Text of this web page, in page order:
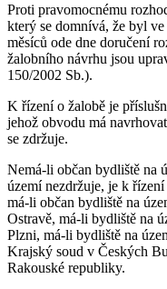
Proti pravomocnému
který se domnívá, že byl
měsíců ode dne doručení
žalobního návrhu jsou
150/2002 Sb.).
K řízení o žalobě je
jehož obvodu má
se zdržuje.
Nemá-li občan bydliště na
území nezdržuje, je k
má-li občan bydliště na
Ostravě, má-li bydliště na
Plzni, má-li bydliště na
Krajský soud v Českých
Rakouské republiky.